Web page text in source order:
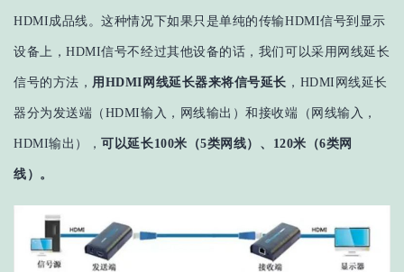
HDMI成品线。这种情况下如果只是单纯的传输HDMI信号到显示
设备上，HDMI信号不经过其他设备的话，我们可以采用网线延长
信号的方法， 用HDMI网线延长器来将信号延长 ，HDMI网线延长
器分为发送端（HDMI输入，网线输出）和接收端（网线输入，
HDMI输出），可以延长100米（5类网线）、120米（6类网
线）。